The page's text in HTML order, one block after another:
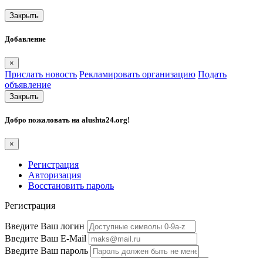
Закрыть
Добавление
×
Прислать новость Рекламировать организацию Подать
объявление
Закрыть
Добро пожаловать на alushta24.org!
×
Регистрация
Авторизация
Восстановить пароль
Регистрация
Введите Ваш логин
Введите Ваш E-Mail
Введите Ваш пароль